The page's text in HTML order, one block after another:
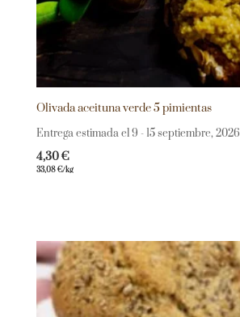
Olivada aceituna verde 5 pimientas
Entrega estimada el 9 - 15 septiembre, 2026
4,30€
33,08€/kg